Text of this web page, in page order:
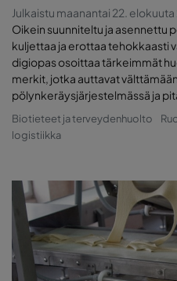
Julkaistu maanantai 22.
Oikein suunniteltu ja asennettu
kuljettaa ja erottaa tehokkaasti
digiopas osoittaa tärkeimmät
merkit, jotka auttavat
pölynkeräysjärjestelmässä ja
Biotieteet ja terveydenhuolto
logistiikka